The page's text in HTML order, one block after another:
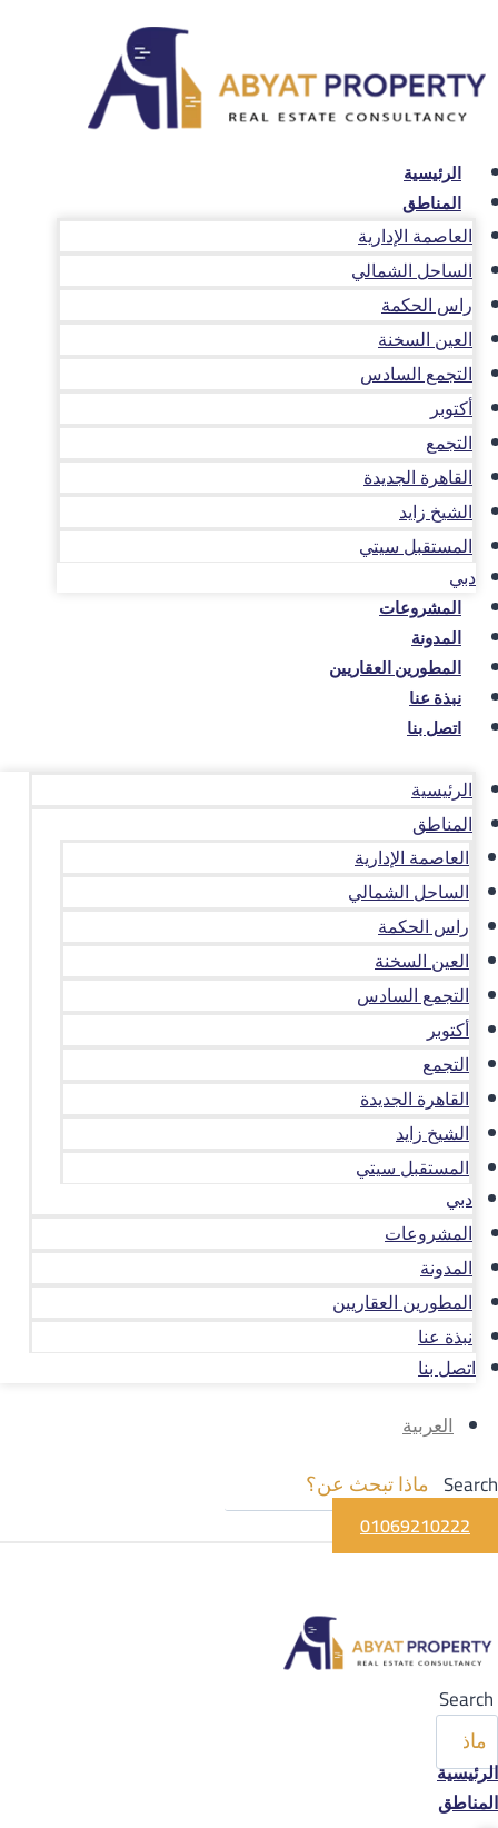
المحتوى
الرئيسية
المناطق
العاصمة الإدارية
الساحل الشمالي
راس الحكمة
العين السخنة
التجمع السادس
أكتوبر
التجمع
القاهرة الجديدة
الشيخ زايد
المستقبل سيتي
دبي
المشروعات
المدونة
المطورين العقاريين
نبذة عنا
اتصل بنا
الرئيسية
المناطق
العاصمة الإدارية
الساحل الشمالي
راس الحكمة
العين السخنة
التجمع السادس
أكتوبر
التجمع
القاهرة الجديدة
الشيخ زايد
المستقبل سيتي
دبي
المشروعات
المدونة
المطورين العقاريين
نبذة عنا
اتصل بنا
العربية
Search
01069210222
Search
الرئيسية
المناطق